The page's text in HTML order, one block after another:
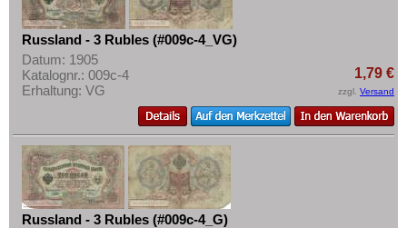
Russland - 3 Rubles (#009c-4_VG)
Datum: 1905
Katalognr.: 009c-4
Erhaltung: VG
1,79 €
zzgl. Versand
Russland - 3 Rubles (#009c-4_G)